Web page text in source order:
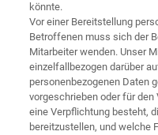
könnte.
Vor einer Bereitstellung
Betroffenen muss sich der
Mitarbeiter wenden. Unser
einzelfallbezogen darüber
personenbezogenen Daten
vorgeschrieben oder für
eine Verpflichtung besteht,
bereitzustellen, und welche